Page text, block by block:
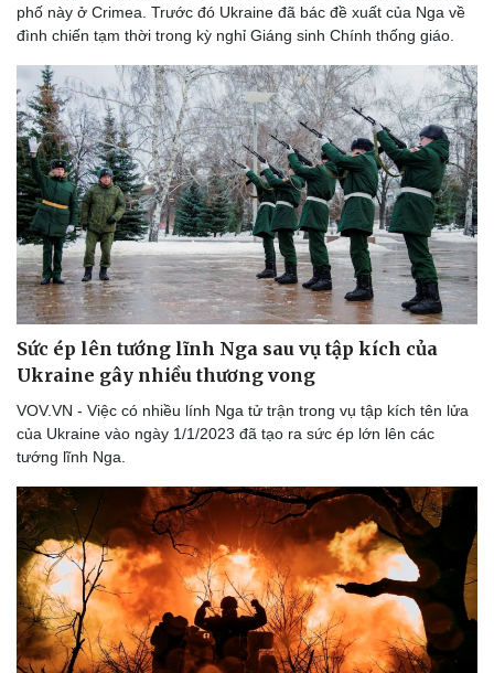
phố này ở Crimea. Trước đó Ukraine đã bác đề xuất của Nga về
đình chiến tạm thời trong kỳ nghỉ Giáng sinh Chính thống giáo.
Sức ép lên tướng lĩnh Nga sau vụ tập kích của
Ukraine gây nhiều thương vong
VOV.VN - Việc có nhiều lính Nga tử trận trong vụ tập kích tên lửa
của Ukraine vào ngày 1/1/2023 đã tạo ra sức ép lớn lên các
tướng lĩnh Nga.